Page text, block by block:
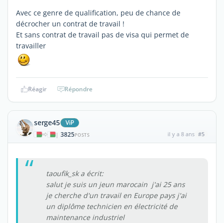
Avec ce genre de qualification, peu de chance de
décrocher un contrat de travail !
Et sans contrat de travail pas de visa qui permet de
travailler
Réagir Répondre
serge45 ViP
| 3825POSTS il y a 8 ans #5
taoufik_sk a écrit:
salut je suis un jeun marocain j'ai 25 ans
je cherche d'un travail en Europe pays j'ai
un diplôme technicien en électricité de
maintenance industriel